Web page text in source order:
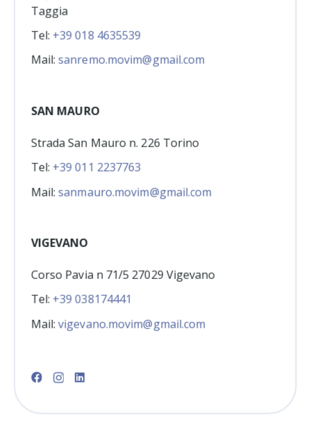
Taggia
Tel:+39 018 4635539
Mail:sanremo.movim@gmail.com
SAN MAURO
Strada San Mauro n. 226 Torino
Tel:+39 011 2237763
Mail:sanmauro.movim@gmail.com
VIGEVANO
Corso Pavia n 71/5 27029 Vigevano
Tel:+39 038174441
Mail:vigevano.movim@gmail.com